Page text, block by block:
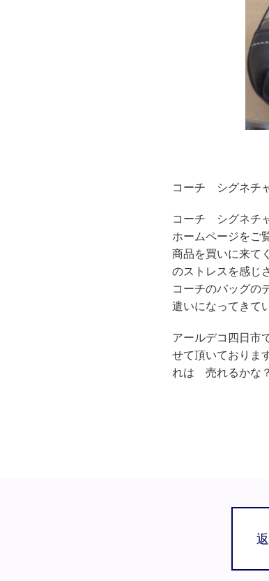
コーチ シグネチ
コーチ シグネチ
ホームページをご
商品を買いに来て
のストレスを感じ
コーチのバッグの
遣いになってきて
アールデコ四日市
せて頂いておりま
れは 売れるかな